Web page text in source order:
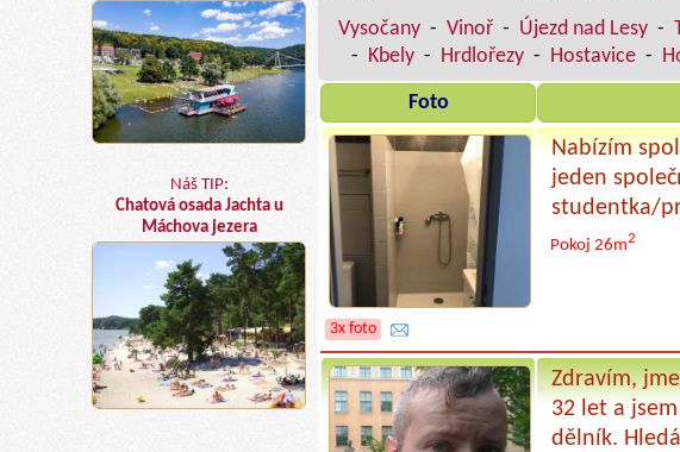
Náš TIP:
Chatová osada Jachta u
Máchova jezera
Vysočany - Vinoř - Újezd nad Lesy -
- Kbely - Hrdlořezy - Hostavice -
Foto
3x foto
Nabízím
jeden
studentka/
Pokoj 26m2
Zdravím,
32 let a
dělník.